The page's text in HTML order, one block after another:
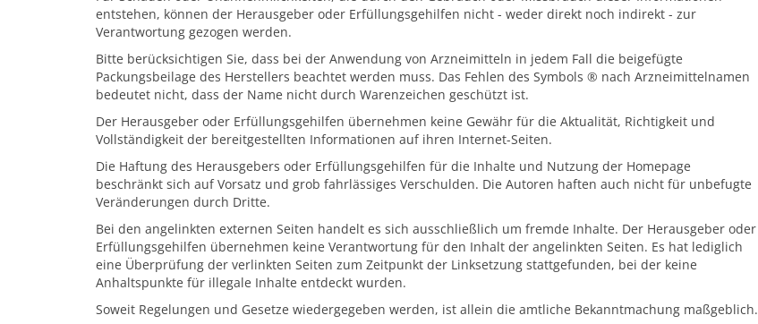
entstehen, können der Herausgeber oder Erfüllungsgehilfen nicht - weder direkt noch indirekt - zur
Verantwortung gezogen werden.
Bitte berücksichtigen Sie, dass bei der Anwendung von Arzneimitteln in jedem Fall die beigefügte
Packungsbeilage des Herstellers beachtet werden muss. Das Fehlen des Symbols ® nach Arzneimittelnamen
bedeutet nicht, dass der Name nicht durch Warenzeichen geschützt ist.
Der Herausgeber oder Erfüllungsgehilfen übernehmen keine Gewähr für die Aktualität, Richtigkeit und
Vollständigkeit der bereitgestellten Informationen auf ihren Internet-Seiten.
Die Haftung des Herausgebers oder Erfüllungsgehilfen für die Inhalte und Nutzung der Homepage
beschränkt sich auf Vorsatz und grob fahrlässiges Verschulden. Die Autoren haften auch nicht für unbefugte
Veränderungen durch Dritte.
Bei den angelinkten externen Seiten handelt es sich ausschließlich um fremde Inhalte. Der Herausgeber oder
Erfüllungsgehilfen übernehmen keine Verantwortung für den Inhalt der angelinkten Seiten. Es hat lediglich
eine Überprüfung der verlinkten Seiten zum Zeitpunkt der Linksetzung stattgefunden, bei der keine
Anhaltspunkte für illegale Inhalte entdeckt wurden.
Soweit Regelungen und Gesetze wiedergegeben werden, ist allein die amtliche Bekanntmachung maßgeblich.